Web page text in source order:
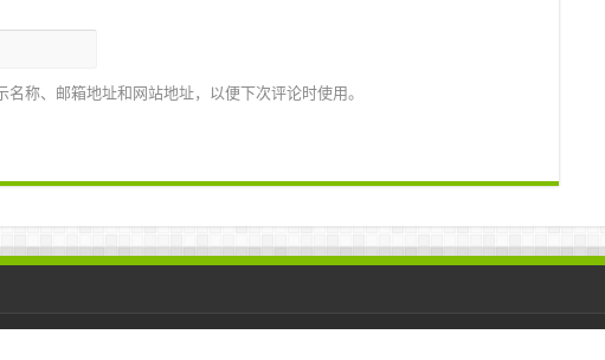
称、邮箱地址和网站地址，以便下次评论时使用。